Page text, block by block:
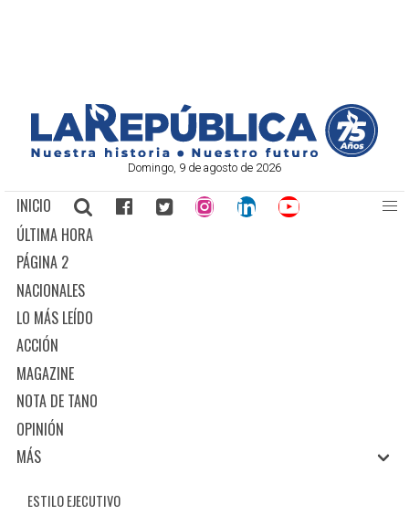
Domingo, 9 de agosto de 2026
INICIO
ÚLTIMA HORA
PÁGINA 2
NACIONALES
LO MÁS LEÍDO
ACCIÓN
MAGAZINE
NOTA DE TANO
OPINIÓN
MÁS
ESTILO EJECUTIVO